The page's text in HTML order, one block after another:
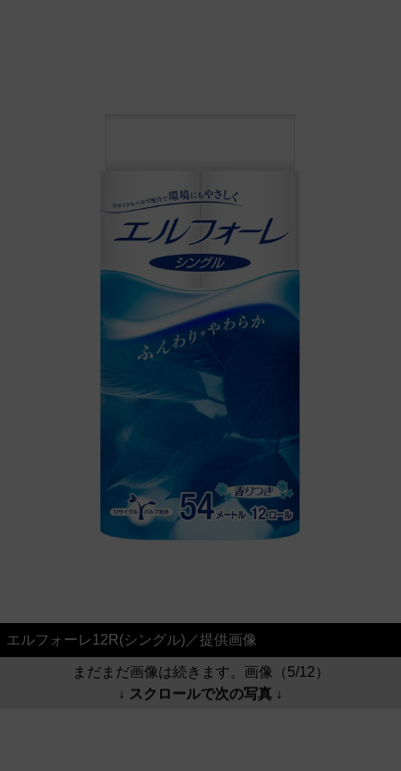
エルフォーレ12R(シングル)／提供画像
まだまだ画像は続きます。画像（5/12）
↓ スクロールで次の写真 ↓